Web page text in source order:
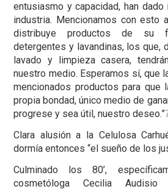
entusiasmo y capacidad, han
industria. Mencionamos con esto
distribuye productos de su
detergentes y lavandinas, los que,
lavado y limpieza casera,
nuestro medio. Esperamos sí, que
mencionados productos para que
propia bondad, único medio de
progrese y sea útil, nuestro deseo.”
Clara alusión a la Celulosa
dormía entonces “el sueño de los
Culminado los 80’,
cosmetóloga Cecilia